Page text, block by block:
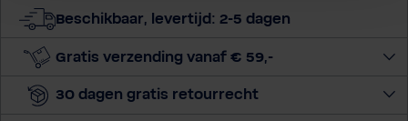
e
h
Beschikbaar, levertijd: 2-5 dagen
Gratis verzending vanaf € 59,-
30 dagen gratis retourrecht